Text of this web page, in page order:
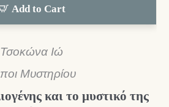
Add to Cart
Τσοκώνα Ιώ
Μυστηρίου
και το μυστικό της